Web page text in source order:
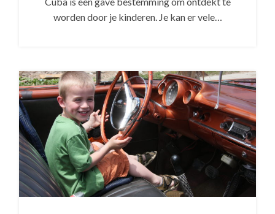
worden door je kinderen. Je kan er vele…